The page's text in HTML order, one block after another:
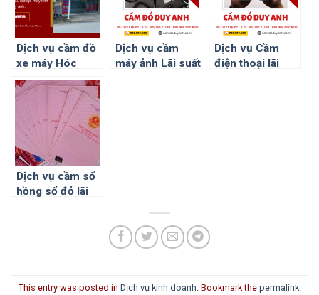
Dịch vụ cầm đồ
xe máy Hóc
Môn – Củ Chi
Dịch vụ cầm
máy ảnh Lãi suất
Dịch vụ Cầm
điện thoại lãi
Dịch vụ cầm sổ
hồng sổ đỏ lãi
This entry was posted in Dịch vụ kinh doanh . Bookmark the permalink.